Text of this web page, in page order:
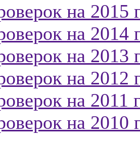
на 2015
на 2014
на 2013
на 2012
на 2011
на 2010